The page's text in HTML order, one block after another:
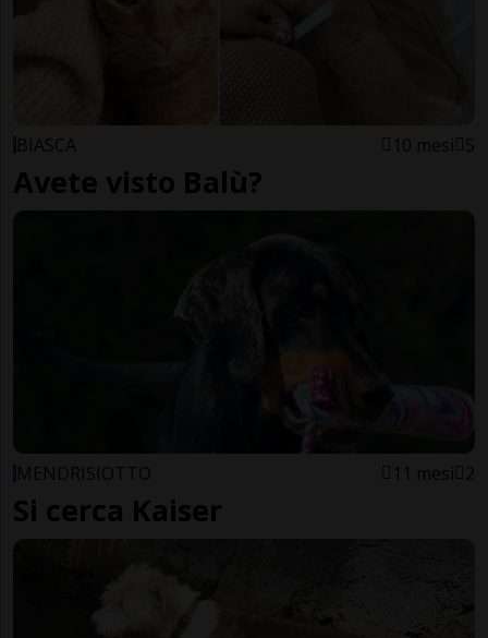
BIASCA 10 mesi 5
Avete visto Balù?
MENDRISIOTTO 11 mesi 2
Si cerca Kaiser